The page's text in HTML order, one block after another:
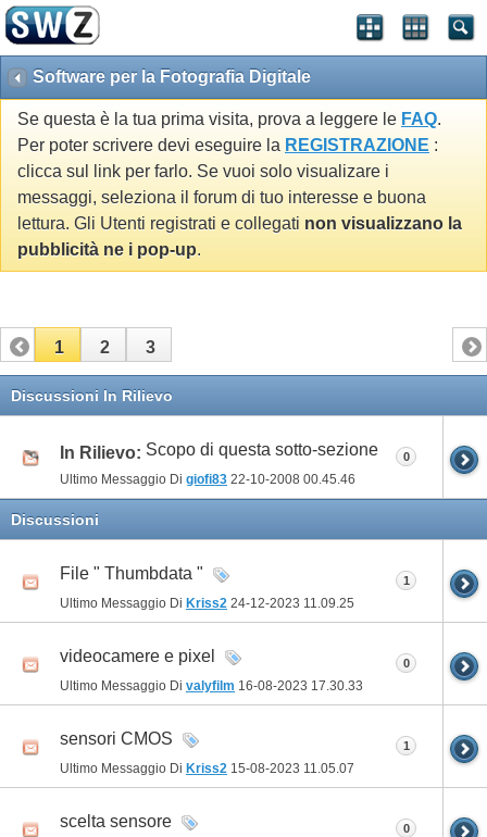
Software per la Fotografia Digitale
Se questa è la tua prima visita, prova a leggere le FAQ.
Per poter scrivere devi eseguire la REGISTRAZIONE :
clicca sul link per farlo. Se vuoi solo visualizare i
messaggi, seleziona il forum di tuo interesse e buona
lettura. Gli Utenti registrati e collegati non visualizzano la
pubblicità ne i pop-up.
1 2 3
Discussioni In Rilievo
In Rilievo: Scopo di questa sotto-sezione
Ultimo Messaggio Di giofi83 22-10-2008 00.45.46
0
Discussioni
File " Thumbdata "
Ultimo Messaggio Di Kriss2 24-12-2023 11.09.25
1
videocamere e pixel
Ultimo Messaggio Di valyfilm 16-08-2023 17.30.33
0
sensori CMOS
Ultimo Messaggio Di Kriss2 15-08-2023 11.05.07
1
scelta sensore 0